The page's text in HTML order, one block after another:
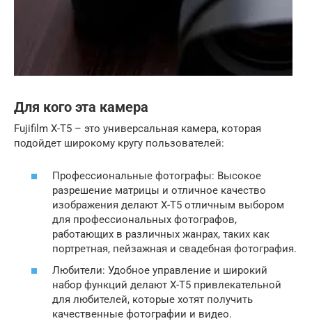
Для кого эта камера
Fujifilm X-T5 – это универсальная камера, которая
подойдет широкому кругу пользователей:
Профессиональные фотографы: Высокое
разрешение матрицы и отличное качество
изображения делают X-T5 отличным выбором
для профессиональных фотографов,
работающих в различных жанрах, таких как
портретная, пейзажная и свадебная фотография.
Любители: Удобное управление и широкий
набор функций делают X-T5 привлекательной
для любителей, которые хотят получить
качественные фотографии и видео.